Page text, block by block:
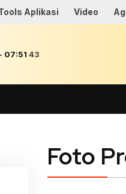
Aplikasi Video
- 07:51 43
Foto